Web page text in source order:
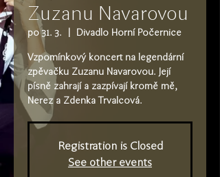
Zuzanu Navarovou
po 31. 3. Divadlo Horní Počernice
Vzpomínkový koncert na legendární
zpěvačku Zuzanu Navarovou. Její
písně zahrají a zazpívají kromě mě,
Nerez a Zdenka Trvalcová.
Registration is Closed
See other events